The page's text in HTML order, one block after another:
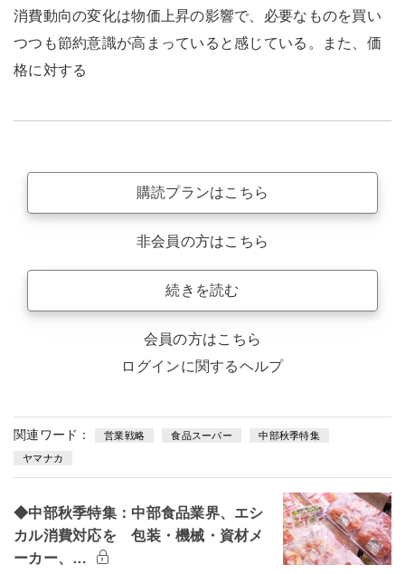
消費動向の変化は物価上昇の影響で、必要なものを買い
つつも節約意識が高まっていると感じている。また、価
格に対する
購読プランはこちら
非会員の方はこちら
続きを読む
会員の方はこちら
ログインに関するヘルプ
関連ワード： 営業戦略 食品スーパー 中部秋季特集
ヤマナカ
◆中部秋季特集：中部食品業界、エシ
カル消費対応を 包装・機械・資材メ
ーカー、…